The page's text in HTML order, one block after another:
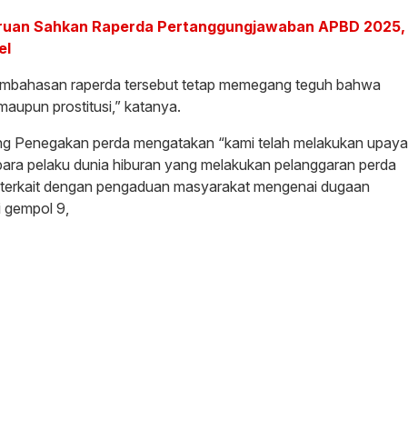
Sahkan Raperda Pertanggungjawaban APBD 2025,
raperda tersebut tetap memegang teguh bahwa
prostitusi,” katanya.
Penegakan perda mengatakan “kami telah melakukan upaya
pelaku dunia hiburan yang melakukan pelanggaran perda
dengan pengaduan masyarakat mengenai dugaan
9,